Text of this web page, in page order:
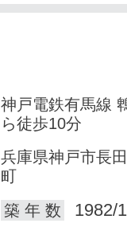
神戸電鉄有馬線
ら徒歩10分
兵庫県神戸市長
町
築 年 数
1982/